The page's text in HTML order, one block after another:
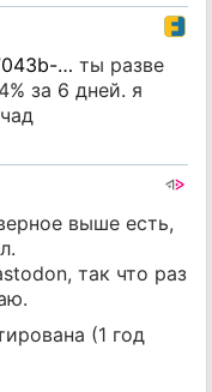
… ты разве
за 6 дней. я
выше есть,
так что раз
(1 год